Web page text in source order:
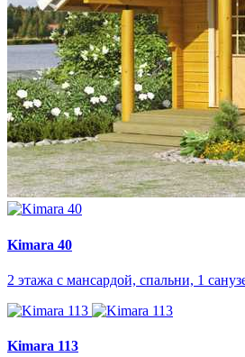
Kimara 40
2 этажа с мансардой, спальни, 1
Kimara 113